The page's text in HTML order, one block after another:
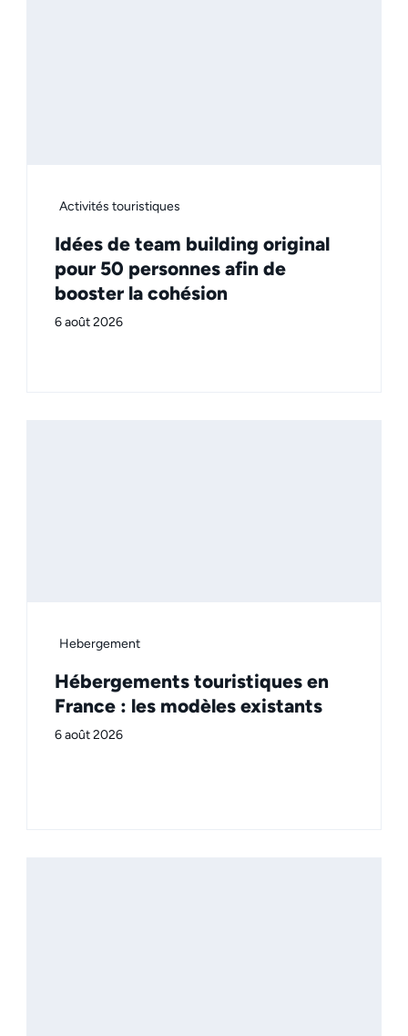
Activités touristiques
Idées de team building original
pour 50 personnes afin de
booster la cohésion
6 août 2026
Hebergement
Hébergements touristiques en
France : les modèles existants
6 août 2026